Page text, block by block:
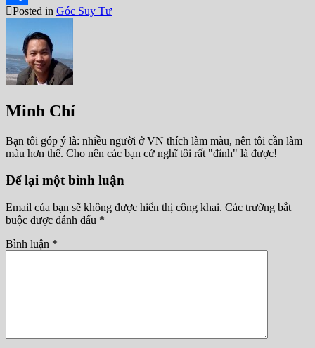
Share
Posted in Góc Suy Tư
Minh Chí
Bạn tôi góp ý là: nhiều người ở VN thích làm màu, nên tôi cần làm
màu hơn thế. Cho nên các bạn cứ nghĩ tôi rất "đỉnh" là được!
Để lại một bình luận
Email của bạn sẽ không được hiển thị công khai. Các trường bắt
buộc được đánh dấu *
Bình luận *